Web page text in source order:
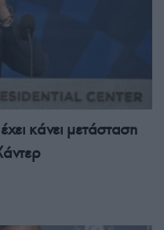
κάνει μετάσταση